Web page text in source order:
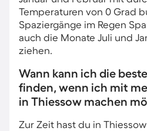
Temperaturen von 0 Grad
Spaziergänge im Regen
auch die Monate Juli und
ziehen.
Wann kann ich die
finden, wenn ich mit
in Thiessow machen
Zur Zeit hast du in